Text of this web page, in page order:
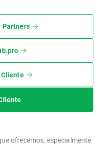
Partners
ofrecemos, especialmente